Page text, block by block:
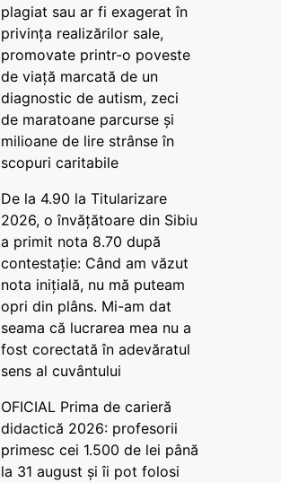
plagiat sau ar fi exagerat în
privința realizărilor sale,
promovate printr-o poveste
de viață marcată de un
diagnostic de autism, zeci
de maratoane parcurse și
milioane de lire strânse în
scopuri caritabile
De la 4.90 la Titularizare
2026, o învățătoare din Sibiu
a primit nota 8.70 după
contestație: Când am văzut
nota inițială, nu mă puteam
opri din plâns. Mi-am dat
seama că lucrarea mea nu a
fost corectată în adevăratul
sens al cuvântului
OFICIAL Prima de carieră
didactică 2026: profesorii
primesc cei 1.500 de lei până
la 31 august și îi pot folosi